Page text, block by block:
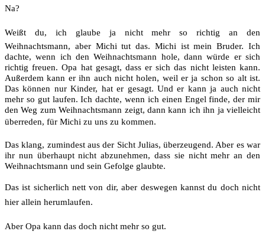
Na?
Weißt du, ich glaube ja nicht mehr so richtig an den
Weihnachtsmann, aber Michi tut das. Michi ist mein Bruder. Ich
dachte, wenn ich den Weihnachtsmann hole, dann würde er sich
richtig freuen. Opa hat gesagt, dass er sich das nicht leisten kann.
Außerdem kann er ihn auch nicht holen, weil er ja schon so alt ist.
Das können nur Kinder, hat er gesagt. Und er kann ja auch nicht
mehr so gut laufen. Ich dachte, wenn ich einen Engel finde, der mir
den Weg zum Weihnachtsmann zeigt, dann kann ich ihn ja vielleicht
überreden, für Michi zu uns zu kommen.
Das klang, zumindest aus der Sicht Julias, überzeugend. Aber es war
ihr nun überhaupt nicht abzunehmen, dass sie nicht mehr an den
Weihnachtsmann und sein Gefolge glaubte.
Das ist sicherlich nett von dir, aber deswegen kannst du doch nicht
hier allein herumlaufen.
Aber Opa kann das doch nicht mehr so gut.